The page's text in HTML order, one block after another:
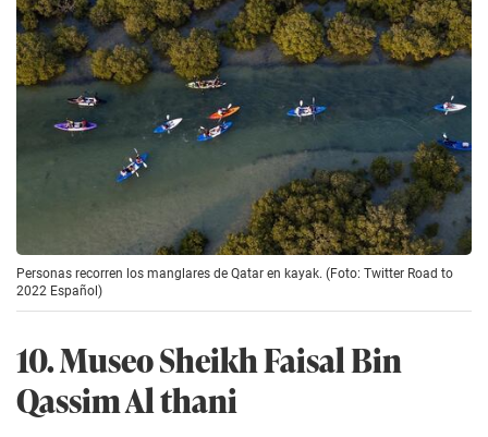
Personas recorren los manglares de Qatar en kayak. (Foto: Twitter Road to
2022 Español)
10. Museo Sheikh Faisal Bin
Qassim Al thani